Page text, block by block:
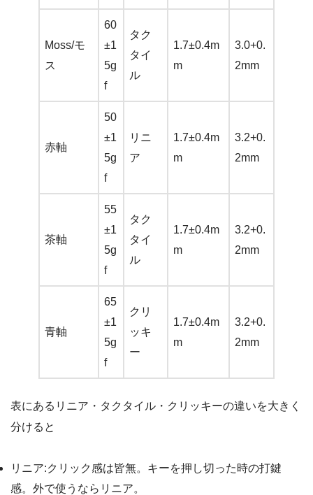
Moss/モ
ス
60
±1
5g
f
タク
タイ
ル
1.7±0.4m
m
3.0+0.
2mm
赤軸
50
±1
5g
f
リニ
ア
1.7±0.4m
m
3.2+0.
2mm
茶軸
55
±1
5g
f
タク
タイ
ル
1.7±0.4m
m
3.2+0.
2mm
青軸
65
±1
5g
f
クリ
ッキ
ー
1.7±0.4m
m
3.2+0.
2mm
表にあるリニア・タクタイル・クリッキーの違いを大きく
分けると
リニア:クリック感は皆無。キーを押し切った時の打鍵
感。外で使うならリニア。